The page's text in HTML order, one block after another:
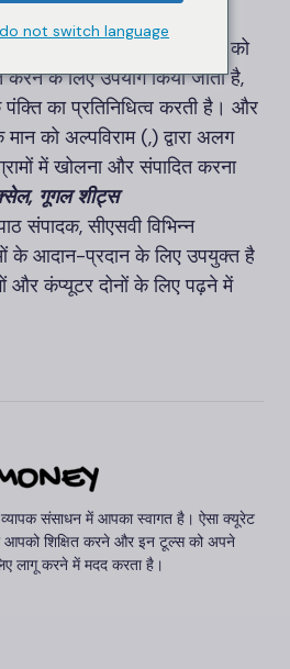
मूल्य)
क्या फ़ाइल स्वरूप डेटा को
के लिए उपयोग किया जाता है,
का प्रतिनिधित्व करती है। और
को अल्पविराम (,) द्वारा अलग
में खोलना और संपादित करना
गूगल शीट्स
संपादक, सीएसवी विभिन्न
के आदान-प्रदान के लिए उपयुक्त है
और कंप्यूटर दोनों के लिए पढ़ने में
संसाधन में आपका स्वागत है। ऐसा क्यूरेट
आपको शिक्षित करने और इन टूल्स को अपने
लागू करने में मदद करता है।
not switch language